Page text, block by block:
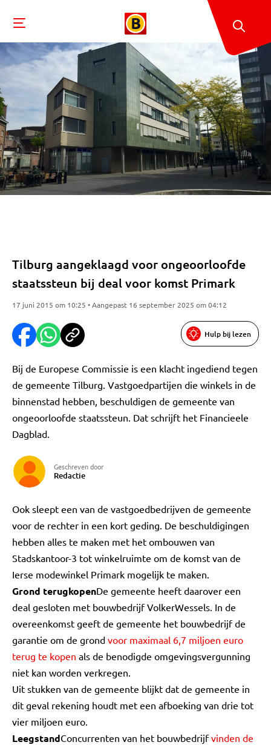
Tilburg aangeklaagd voor ongeoorloofde
staatssteun bij deal voor komst Primark
17 juni 2015 om 10:25 • Aangepast 16 september 2025 om 04:12
Hulp bij lezen
Bij de Europese Commissie is een klacht ingediend tegen
de gemeente Tilburg. Vastgoedpartijen die winkels in de
binnenstad hebben, beschuldigen de gemeente van
ongeoorloofde staatssteun. Dat schrijft het Financieele
Dagblad.
Geschreven door
Redactie
Ook sleept een van de vastgoedbedrijven de gemeente
voor de rechter in een kort geding. De beschuldigingen
hebben alles te maken met het ombouwen van
Stadskantoor-3 tot winkelruimte om de komst van de
Ierse modewinkel Primark mogelijk te maken.
Grond terugkopenDe gemeente heeft daarover een
deal gesloten met bouwbedrijf VolkerWessels. In de
overeenkomst geeft de gemeente het bouwbedrijf de
garantie om de grond voor maximaal 6,7 miljoen euro
terug te kopen als de benodigde omgevingsvergunning
niet kan worden verkregen.
Uit stukken van de gemeente blijkt dat de gemeente in
dit geval rekening houdt met een afboeking van drie tot
vier miljoen euro.
LeegstandConcurrenten van het bouwbedrijfvinden de